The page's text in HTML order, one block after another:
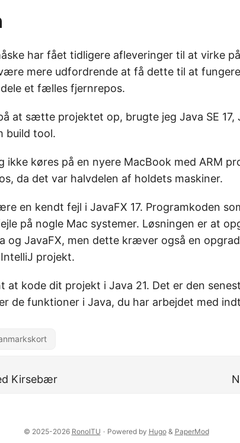
har fået tidligere afleveringer til at virke
mere udfordrende at få dette til at
et fælles fjernrepos.
at sætte projektet op, brugte jeg Java SE 17,
build tool.
ikke køres på en nyere MacBook med ARM
da det var halvdelen af holdets maskiner.
en kendt fejl i JavaFX 17. Programkoden
på nogle Mac systemer. Løsningen er at
og JavaFX, men dette kræver også en
projekt.
kode dit projekt i Java 21. Det er den
de funktioner i Java, du har arbejdet med
Kirsebær
© 2025-2026 RonoITU · Powered by Hugo& PaperMod